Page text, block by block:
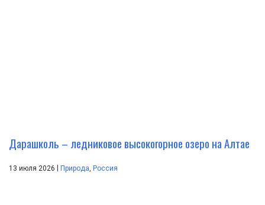
Дарашколь – ледниковое высокогорное озеро на Алтае
13 июля 2026 | Природа Россия